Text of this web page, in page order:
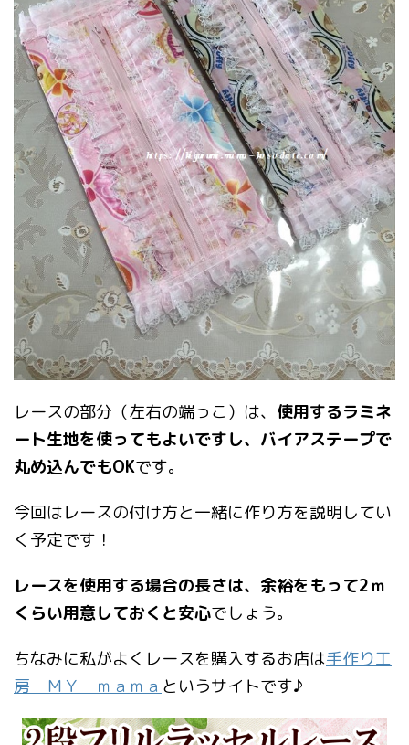
レースの部分（左右の端っこ）は、 使用するラミネ
ート生地を使ってもよいですし、バイアステープで
丸め込んでもOKです。
今回はレースの付け方と一緒に作り方を説明してい
く予定です！
レースを使用する場合の長さは、余裕をもって2ｍ
くらい用意しておくと安心でしょう。
ちなみに私がよくレースを購入するお店は手作り工
房 ＭＹ ｍａｍａ というサイトです♪